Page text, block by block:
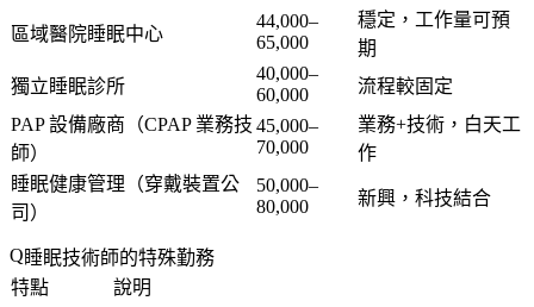
區域醫院睡眠中心
44,000–
65,000
穩定，工作量可預
期
獨立睡眠診所
40,000–
60,000
流程較固定
PAP 設備廠商（CPAP 業務技
師）
45,000–
70,000
業務+技術，白天工
作
睡眠健康管理（穿戴裝置公
司）
50,000–
80,000
新興，科技結合
睡眠技術師的特殊勤務
特點
說明